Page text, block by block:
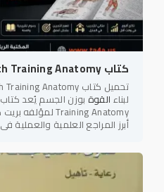
كتاب Bodyweight Strength Training Anatomy
لبناء القوة
أبرز المراجع العلمية والعملية في